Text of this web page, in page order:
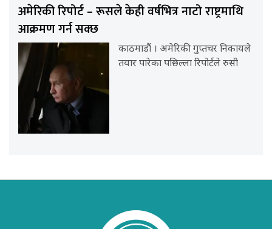
अमेरिकी रिपोर्ट – रूसले केही वर्षभित्र नाटो राष्ट्रमाथि
आक्रमण गर्न सक्छ
काठमाडौं । अमेरिकी गुप्तचर निकायले
तयार पारेका पछिल्ला रिपोर्टले रुसी